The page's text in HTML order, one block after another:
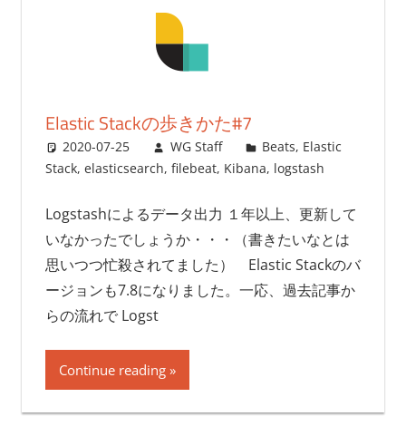
Elastic Stackの歩きかた#7
2020-07-25 WG Staff Beats, Elastic
Stack, elasticsearch, filebeat, Kibana, logstash
Logstashによるデータ出力 １年以上、更新して
いなかったでしょうか・・・（書きたいなとは
思いつつ忙殺されてました） Elastic Stackのバ
ージョンも7.8になりました。一応、過去記事か
らの流れで Logst
Continue reading